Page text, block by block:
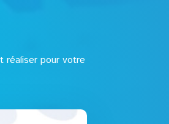
réaliser pour votre